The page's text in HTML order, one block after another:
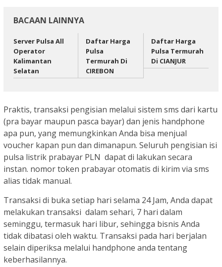
BACAAN LAINNYA
Server Pulsa All
Operator
Kalimantan
Selatan
Daftar Harga
Pulsa
Termurah Di
CIREBON
Daftar Harga
Pulsa Termurah
Di CIANJUR
Praktis, transaksi pengisian melalui sistem sms dari kartu
(pra bayar maupun pasca bayar) dan jenis handphone
apa pun, yang memungkinkan Anda bisa menjual
voucher kapan pun dan dimanapun. Seluruh pengisian isi
pulsa listrik prabayar PLN dapat di lakukan secara
instan. nomor token prabayar otomatis di kirim via sms
alias tidak manual.
Transaksi di buka setiap hari selama 24 Jam, Anda dapat
melakukan transaksi dalam sehari, 7 hari dalam
seminggu, termasuk hari libur, sehingga bisnis Anda
tidak dibatasi oleh waktu. Transaksi pada hari berjalan
selain diperiksa melalui handphone anda tentang
keberhasilannya.